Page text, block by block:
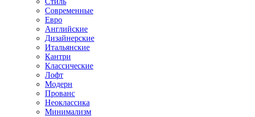
Современные
Евро
Английские
Дизайнерские
Итальянские
Кантри
Классические
Лофт
Модерн
Прованс
Неоклассика
Минимализм